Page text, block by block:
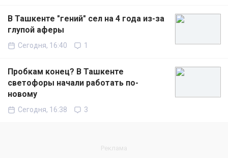
В Ташкенте "гений" сел на 4 года из-за
глупой аферы
Сегодня, 16:40 1
Пробкам конец? В Ташкенте
светофоры начали работать по-
новому
Сегодня, 16:38 3